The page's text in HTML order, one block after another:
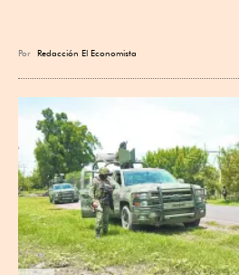
Por Redacción El Economista